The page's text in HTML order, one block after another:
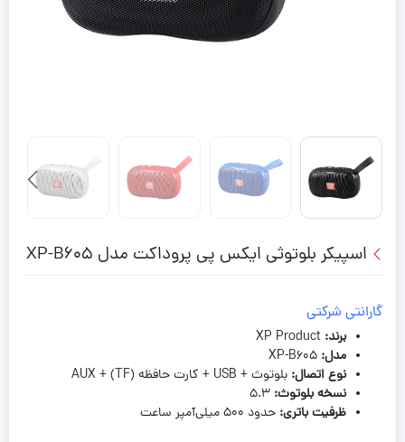
اسپیکر بلوتوثی ایکس پی پروداکت مدل XP-B605
گارانتی شرکتی
برند:
مدل:
نوع اتصال: بلوتوث + USB + کارت حافظه (TF) + AUX
نسخه بلوتوث:
ظرفیت باتری: حدود ۵۰۰ میلی‌آمپر ساعت